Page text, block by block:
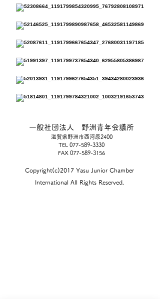
一般社団法人 野洲青年会議所
滋賀県野洲市西河原2400
TEL 077-589-3330
FAX 077-589-3156
Copyright(c)2017 Yasu Junior Chamber
International All Rights Reserved.